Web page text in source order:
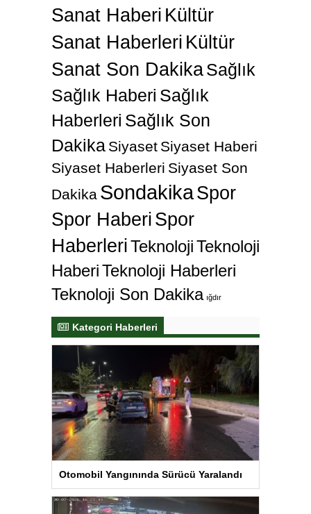
Sanat Haberi Kültür
Sanat Haberleri Kültür
Sanat Son DakikaSağlık
Sağlık Haberi Sağlık
Haberleri Sağlık Son
Dakika Siyaset Siyaset Haberi
Siyaset Haberleri Siyaset Son
Dakika SondakikaSpor
Spor Haberi Spor
HaberleriTeknolojiTeknoloji
HaberiTeknoloji Haberleri
Teknoloji Son Dakika ığdır
Kategori Haberleri
Otomobil Yangınında Sürücü Yaralandı